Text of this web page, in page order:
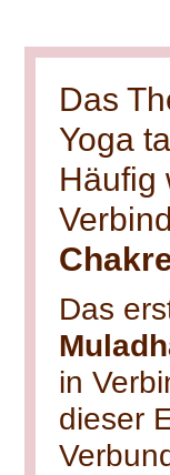
Das
Yoga
Häufig
Das
in
dieser